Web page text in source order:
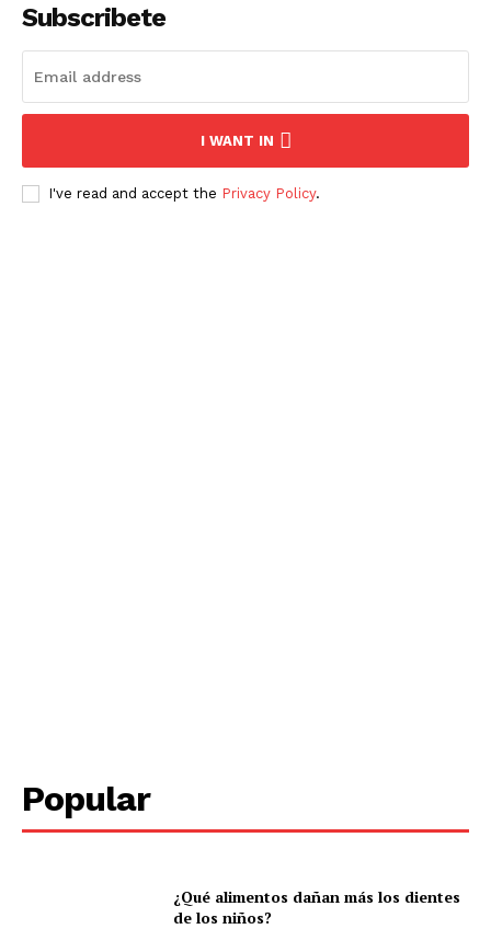
Subscribete
I WANT IN
I've read and accept the Privacy Policy.
Popular
¿Qué alimentos dañan más los dientes
de los niños?